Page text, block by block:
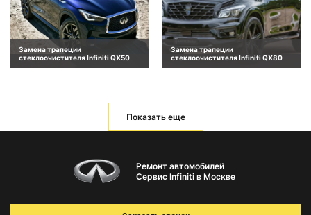
Замена трапеции
стеклоочистителя Infiniti QX50
Замена трапеции
стеклоочистителя Infiniti QX80
Показать еще
Ремонт автомобилей
Сервис Infiniti в Москве